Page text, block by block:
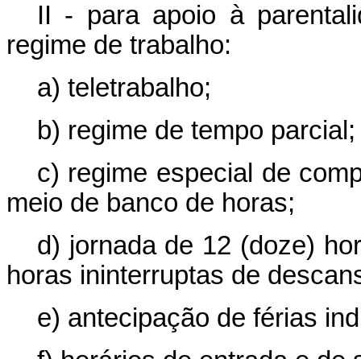
II - para apoio à
regime de trabalho:
a) teletrabalho;
b) regime de tempo parcial;
c) regime especial de
meio de banco de horas;
d) jornada de 12 (doze)
horas ininterruptas de
e) antecipação de férias